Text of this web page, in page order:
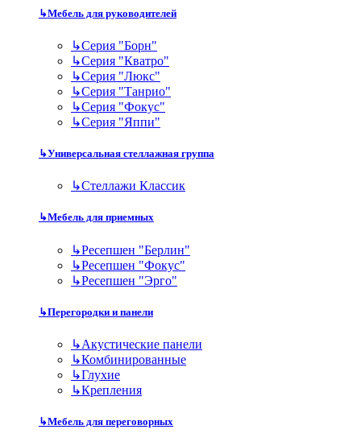
↳Мебель для руководителей
↳Серия "Борн"
↳Серия "Кватро"
↳Серия "Люкс"
↳Серия "Танрио"
↳Серия "Фокус"
↳Серия "Яппи"
↳Универсальная стеллажная группа
↳Стеллажи Классик
↳Мебель для приемных
↳Ресепшен "Берлин"
↳Ресепшен "Фокус"
↳Ресепшен "Эрго"
↳Перегородки и панели
↳Акустические панели
↳Комбинированные
↳Глухие
↳Крепления
↳Мебель для переговорных